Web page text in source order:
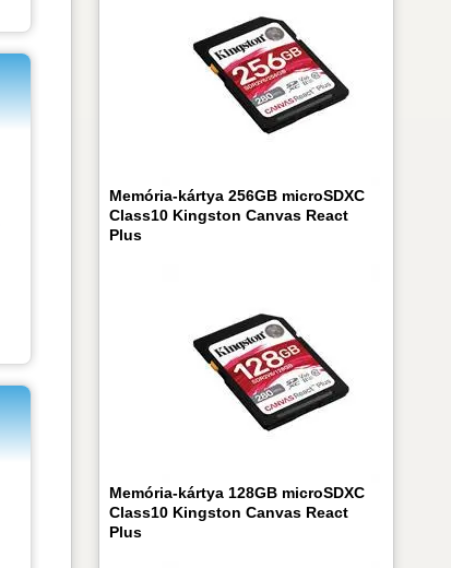
Memória-kártya 256GB microSDXC
Class10 Kingston Canvas React
Plus
Memória-kártya 128GB microSDXC
Class10 Kingston Canvas React
Plus